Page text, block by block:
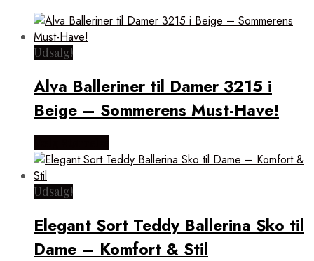
Udsalg!
Alva Balleriner til Damer 3215 i
Beige – Sommerens Must-Have!
Udsalg!
Elegant Sort Teddy Ballerina Sko til
Dame – Komfort & Stil